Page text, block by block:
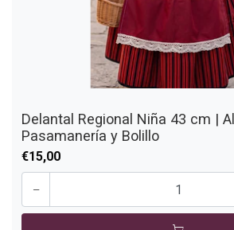
Delantal Regional Niña 43 cm |
Pasamanería y Bolillo
€15,00
-